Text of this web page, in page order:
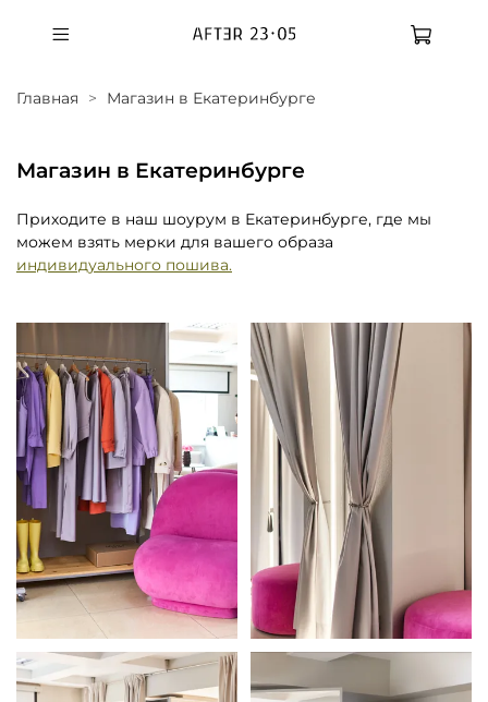
Главная Магазин в Екатеринбурге
Магазин в Екатеринбурге
Приходите в наш шоурум в Екатеринбурге, где мы
можем взять мерки для вашего образа
индивидуального пошива.